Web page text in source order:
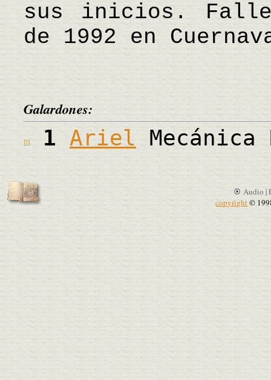
sus inicios.
de 1992 en
Galardones:
1 ArielMecánica
Audio |
copyright©